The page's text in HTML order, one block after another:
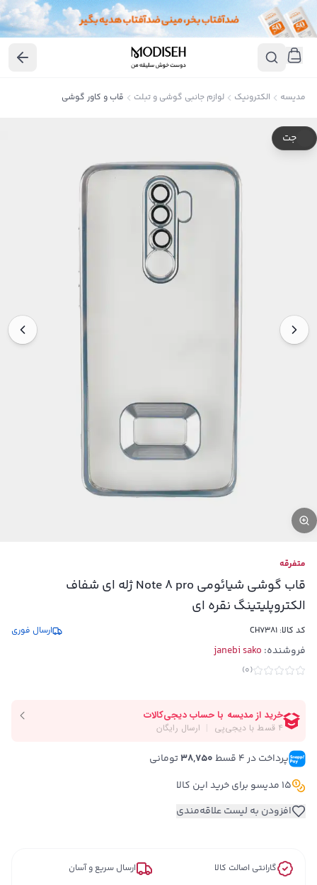
مدیسه الکترونیک لوازم جانبی گوشی و تبلت قاب و کاور گوشی
جت
متفرقه
قاب گوشی شیائومی Note 8 pro ژله ای شفاف
الکتروپلیتینگ نقره ای
کد کالا: CH7381 ارسال فوری
فروشنده: janebi sako
(
0
)
پرداخت در ۴ قسط 38,750 تومانی
15 مدیسو برای خرید این کالا
افزودن به لیست علاقه‌مندی
گارانتی اصالت کالا ارسال سریع و آسان